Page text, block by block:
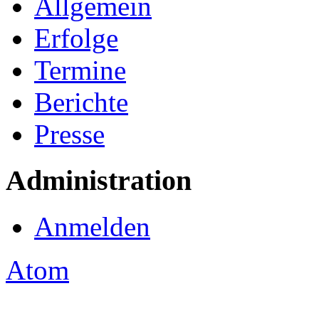
Allgemein
Erfolge
Termine
Berichte
Presse
Administration
Anmelden
Atom